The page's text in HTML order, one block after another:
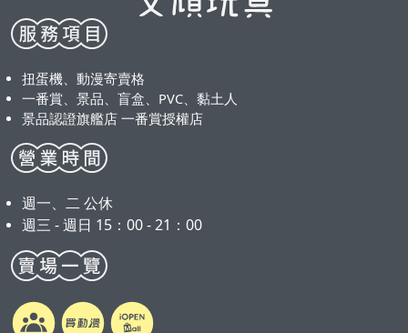
扭蛋機、動漫寄賣格
一番賞、景品、盲盒、PVC、黏土人
景品認證旗艦店 一番賞授權店
週一、二 公休
週三 - 週日 15：00 - 21：00